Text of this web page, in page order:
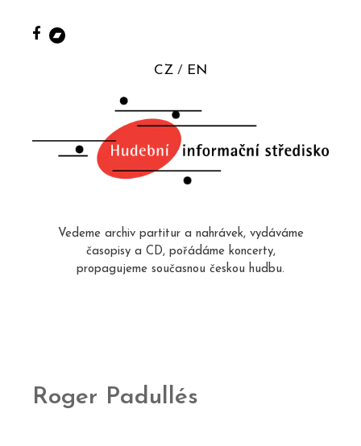
CZ EN
Vedeme archiv partitur a nahrávek, vydáváme
časopisy a CD, pořádáme koncerty,
propagujeme současnou českou hudbu.
Roger Padullés